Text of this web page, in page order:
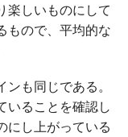
楽しいものにして
もので、平均的な
も同じである。
いることを確認し
にし上がっている